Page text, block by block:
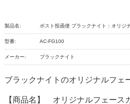
製品名: ポスト投函便 ブラックナイト：オリジ
型番: AC-FG100
メーカー: ブラックナイト
ブラックナイトのオリジナルフェ
【商品名】 オリジナルフェース